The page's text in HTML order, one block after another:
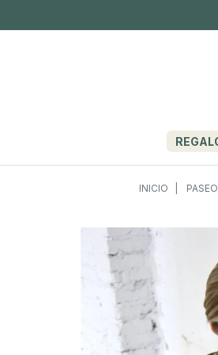
INICIO PASEO